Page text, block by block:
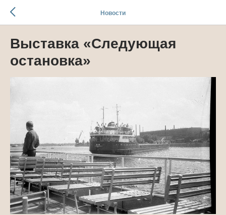
Новости
Выставка «Следующая
остановка»